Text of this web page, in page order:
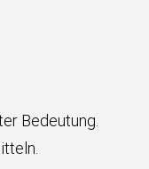
Bedeutung.